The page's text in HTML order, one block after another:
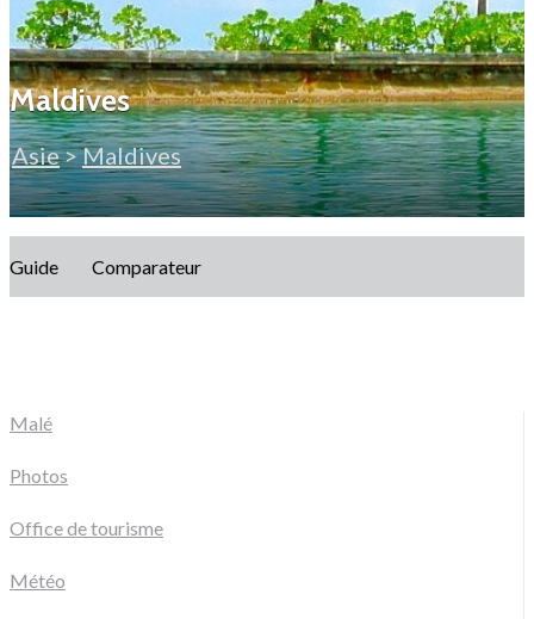
Maldives
Asie>Maldives
Guide Comparateur
Malé
Photos
Office de tourisme
Météo